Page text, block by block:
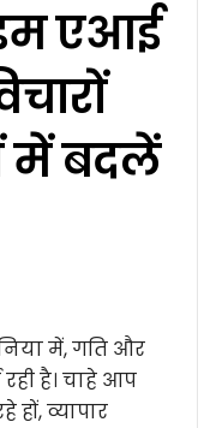
एआई
में बदलें
में, गति और
है। चाहे आप
व्यापार